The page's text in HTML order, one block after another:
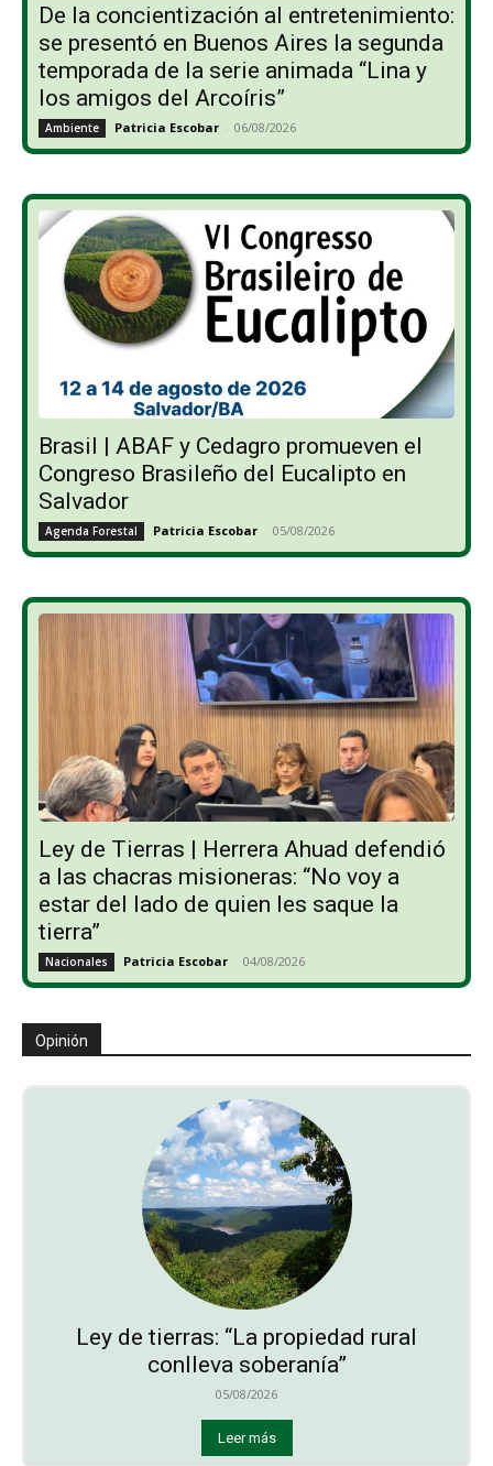
De la concientización al entretenimiento:
se presentó en Buenos Aires la segunda
temporada de la serie animada “Lina y
los amigos del Arcoíris”
Ambiente Patricia Escobar - 06/08/2026
Brasil | ABAF y Cedagro promueven el
Congreso Brasileño del Eucalipto en
Salvador
Agenda Forestal Patricia Escobar - 05/08/2026
Ley de Tierras | Herrera Ahuad defendió
a las chacras misioneras: “No voy a
estar del lado de quien les saque la
tierra”
Nacionales Patricia Escobar - 04/08/2026
Opinión
Ley de tierras: “La propiedad rural
conlleva soberanía”
05/08/2026
Leer más